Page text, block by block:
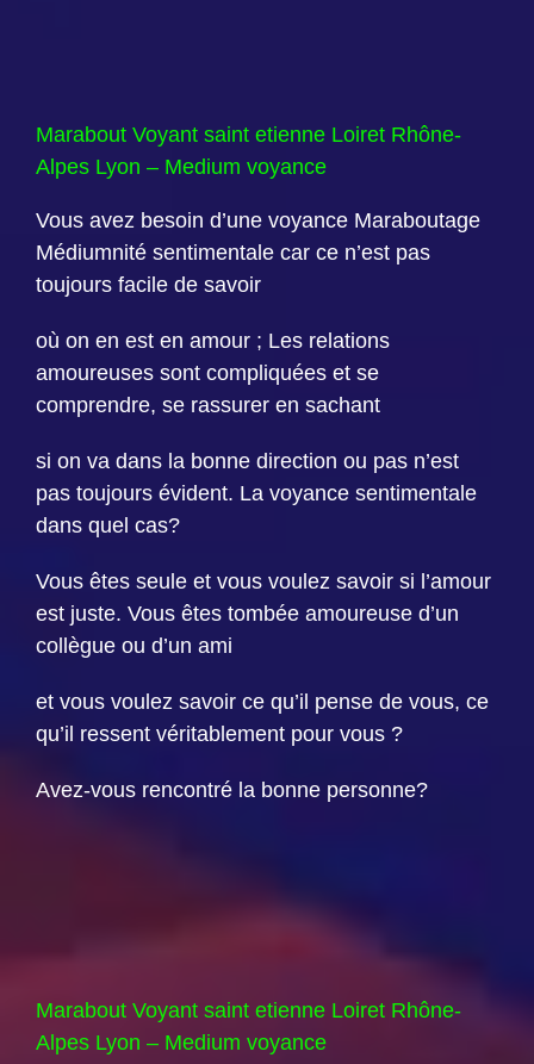
Marabout Voyant saint etienne Loiret Rhône-
Alpes Lyon – Medium voyance
Vous avez besoin d’une voyance Maraboutage
Médiumnité sentimentale car ce n’est pas
toujours facile de savoir
où on en est en amour ; Les relations
amoureuses sont compliquées et se
comprendre, se rassurer en sachant
si on va dans la bonne direction ou pas n’est
pas toujours évident. La voyance sentimentale
dans quel cas?
Vous êtes seule et vous voulez savoir si l’amour
est juste. Vous êtes tombée amoureuse d’un
collègue ou d’un ami
et vous voulez savoir ce qu’il pense de vous, ce
qu’il ressent véritablement pour vous ?
Avez-vous rencontré la bonne personne?
Marabout Voyant saint etienne Loiret Rhône-
Alpes Lyon – Medium voyance